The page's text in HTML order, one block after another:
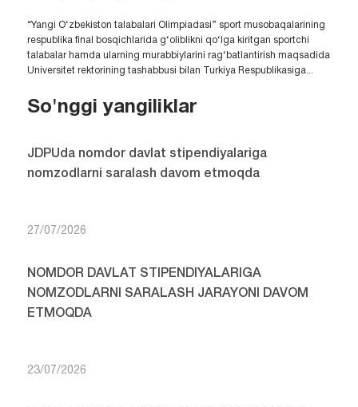
“Yangi O‘zbekiston talabalari Olimpiadasi” sport musobaqalarining
respublika final bosqichlarida g‘oliblikni qo‘lga kiritgan sportchi
talabalar hamda ularning murabbiylarini rag‘batlantirish maqsadida
Universitet rektorining tashabbusi bilan Turkiya Respublikasiga...
So'nggi yangiliklar
JDPUda nomdor davlat stipendiyalariga
nomzodlarni saralash davom etmoqda
27/07/2026
NOMDOR DAVLAT STIPENDIYALARIGA
NOMZODLARNI SARALASH JARAYONI DAVOM
ETMOQDA
23/07/2026